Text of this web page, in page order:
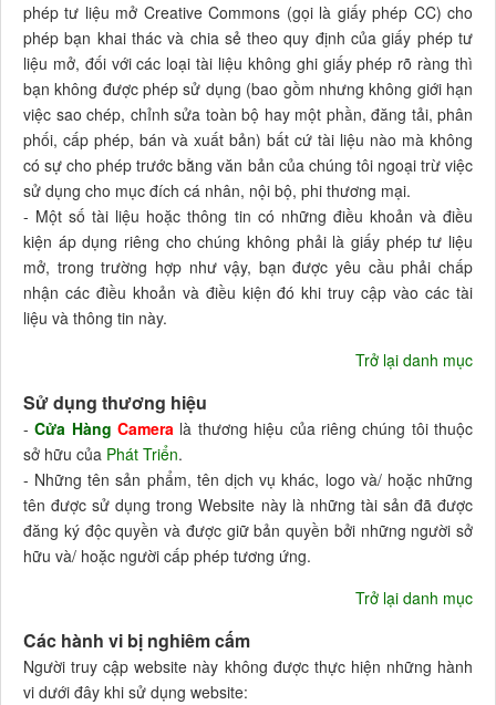
phép tư liệu mở Creative Commons (gọi là giấy phép CC) cho
phép bạn khai thác và chia sẻ theo quy định của giấy phép tư
liệu mở, đối với các loại tài liệu không ghi giấy phép rõ ràng thì
bạn không được phép sử dụng (bao gồm nhưng không giới hạn
việc sao chép, chỉnh sửa toàn bộ hay một phần, đăng tải, phân
phối, cấp phép, bán và xuất bản) bất cứ tài liệu nào mà không
có sự cho phép trước bằng văn bản của chúng tôi ngoại trừ việc
sử dụng cho mục đích cá nhân, nội bộ, phi thương mại.
- Một số tài liệu hoặc thông tin có những điều khoản và điều
kiện áp dụng riêng cho chúng không phải là giấy phép tư liệu
mở, trong trường hợp như vậy, bạn được yêu cầu phải chấp
nhận các điều khoản và điều kiện đó khi truy cập vào các tài
liệu và thông tin này.
Trở lại danh mục
Sử dụng thương hiệu
-Cửa HàngCamera là thương hiệu của riêng chúng tôi thuộc
sở hữu của Phát Triển.
- Những tên sản phẩm, tên dịch vụ khác, logo và/ hoặc những
tên được sử dụng trong Website này là những tài sản đã được
đăng ký độc quyền và được giữ bản quyền bởi những người sở
hữu và/ hoặc người cấp phép tương ứng.
Trở lại danh mục
Các hành vi bị nghiêm cấm
Người truy cập website này không được thực hiện những hành
vi dưới đây khi sử dụng website: